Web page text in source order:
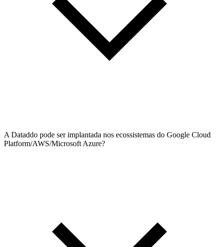
A Dataddo pode ser implantada nos ecossistemas do Google Cloud
Platform/AWS/Microsoft Azure?